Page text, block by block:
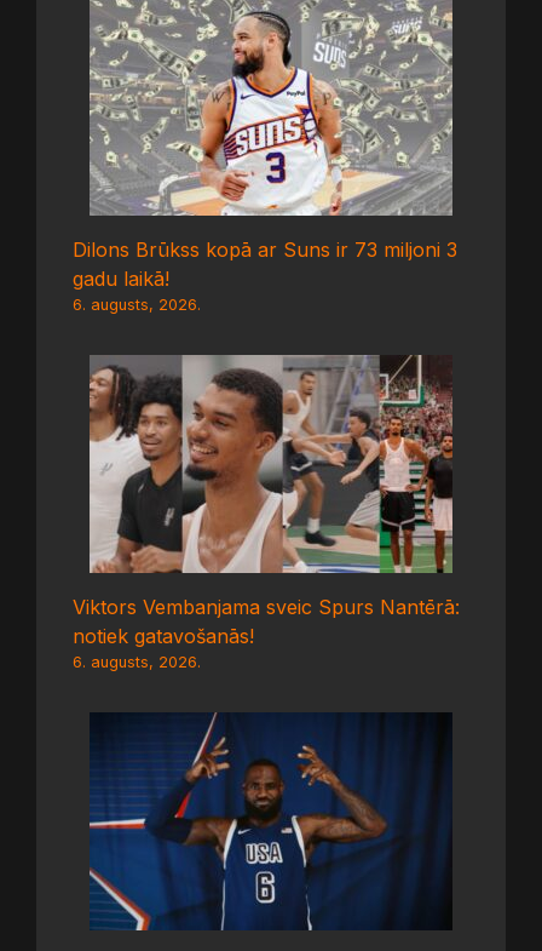
Dilons Brūkss kopā ar Suns ir 73 miljoni 3
gadu laikā!
6. augusts, 2026.
Viktors Vembanjama sveic Spurs Nantērā:
notiek gatavošanās!
6. augusts, 2026.